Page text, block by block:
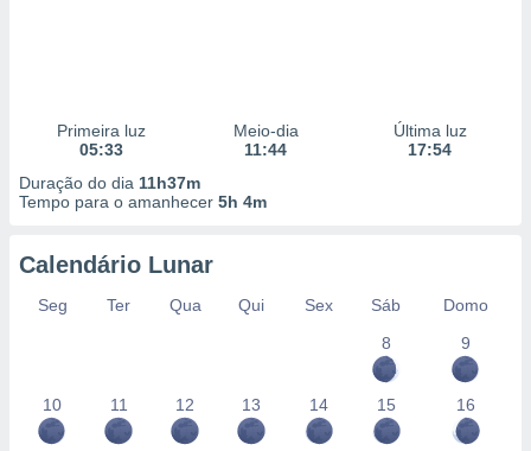
Primeira luz
05:33
Meio-dia
11:44
Última luz
17:54
Duração do dia 11h37m
Tempo para o amanhecer 5h 4m
Calendário Lunar
Seg Ter Qua Qui Sex Sáb
Domo
8
9
10 11 12 13 14 15 16